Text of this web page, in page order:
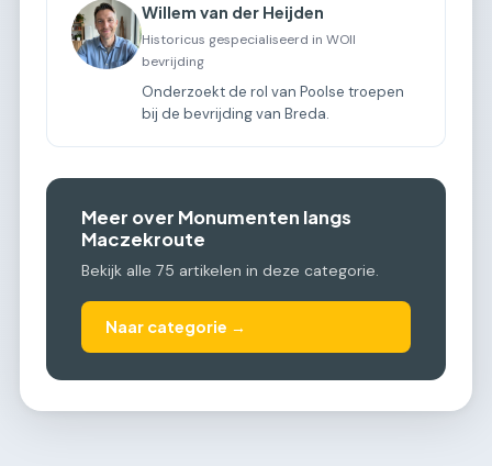
Willem van der Heijden
Historicus gespecialiseerd in WOII
bevrijding
Onderzoekt de rol van Poolse troepen
bij de bevrijding van Breda.
Meer over Monumenten langs
Maczekroute
Bekijk alle 75 artikelen in deze categorie.
Naar categorie →